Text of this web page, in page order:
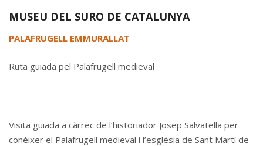
MUSEU DEL SURO DE CATALUNYA
PALAFRUGELL EMMURALLAT
Ruta guiada pel Palafrugell medieval
Visita guiada a càrrec de l’historiador Josep Salvatella per
conèixer el Palafrugell medieval i l’església de Sant Martí de